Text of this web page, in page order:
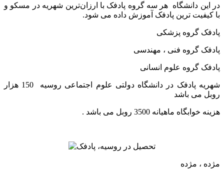
در این دانشگاه هر سه گروه پادفک با ارزان‌ترین شهریه در مسکو و
با کیفیت ترین پادفک آموزش داده می شود.
پادفک گروه پزشکی
پادفک گروه فنی ، مهندسی
پادفک گروه علوم انسانی
شهریه پادفک در دانشگاه دولتی علوم اجتماعی روسیه 150 هزار
روبل می باشد
هزینه خوابگاه ماهیانه 3500 روبل می باشد .
مژده ، مژده